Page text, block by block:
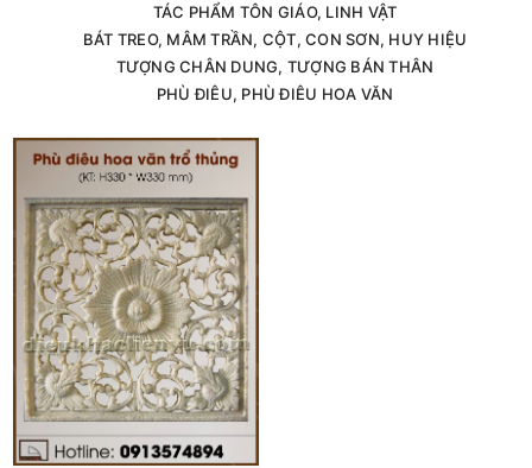
TÁC PHẨM TÔN GIÁO, LINH VẬT
BÁT TREO, MÂM TRẦN, CỘT, CON SƠN, HUY HIỆU
TƯỢNG CHÂN DUNG, TƯỢNG BÁN THÂN
PHÙ ĐIÊU, PHÙ ĐIÊU HOA VĂN